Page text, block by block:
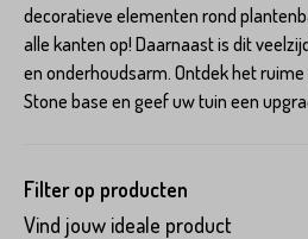
decoratieve elementen rond
alle kanten op! Daarnaast is dit
en onderhoudsarm. Ontdek het
Stone base en geef uw tuin een
Filter op producten
Vind jouw ideale product